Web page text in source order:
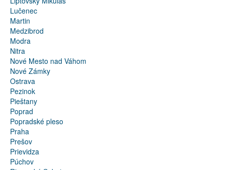
Lučenec
Martin
Medzibrod
Modra
Nitra
Nové Mesto nad Váhom
Nové Zámky
Ostrava
Pezinok
Pieštany
Poprad
Popradské pleso
Praha
Prešov
Prievidza
Púchov